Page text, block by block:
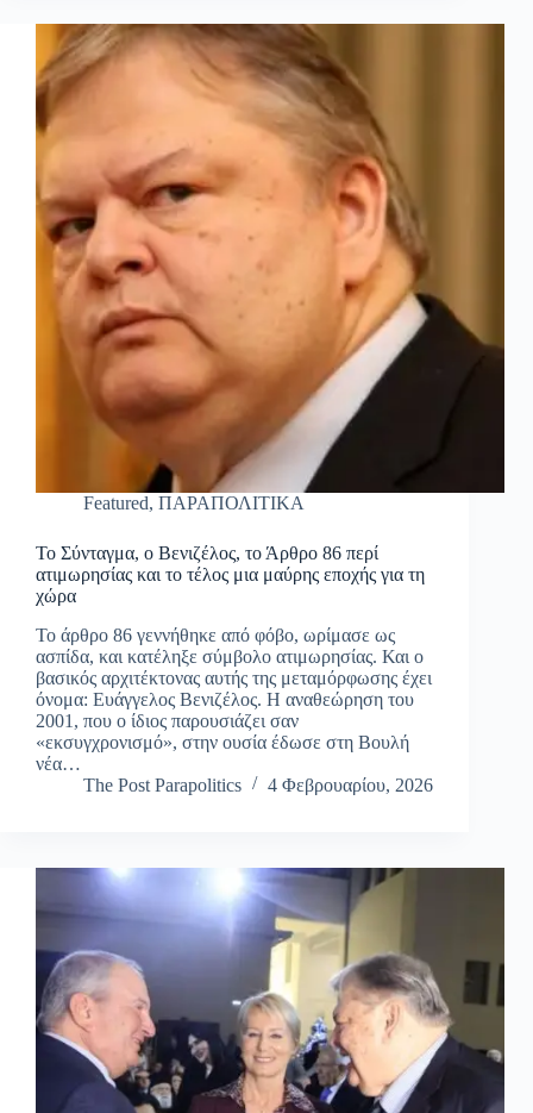
Featured, ΠΑΡΑΠΟΛΙΤΙΚΑ
Το Σύνταγμα, ο Βενιζέλος, το Άρθρο 86 περί
ατιμωρησίας και το τέλος μια μαύρης εποχής για τη
χώρα
Το άρθρο 86 γεννήθηκε από φόβο, ωρίμασε ως
ασπίδα, και κατέληξε σύμβολο ατιμωρησίας. Και ο
βασικός αρχιτέκτονας αυτής της μεταμόρφωσης έχει
όνομα: Ευάγγελος Βενιζέλος. Η αναθεώρηση του
2001, που ο ίδιος παρουσιάζει σαν
«εκσυγχρονισμό», στην ουσία έδωσε στη Βουλή
νέα…
The Post Parapolitics
4 Φεβρουαρίου, 2026